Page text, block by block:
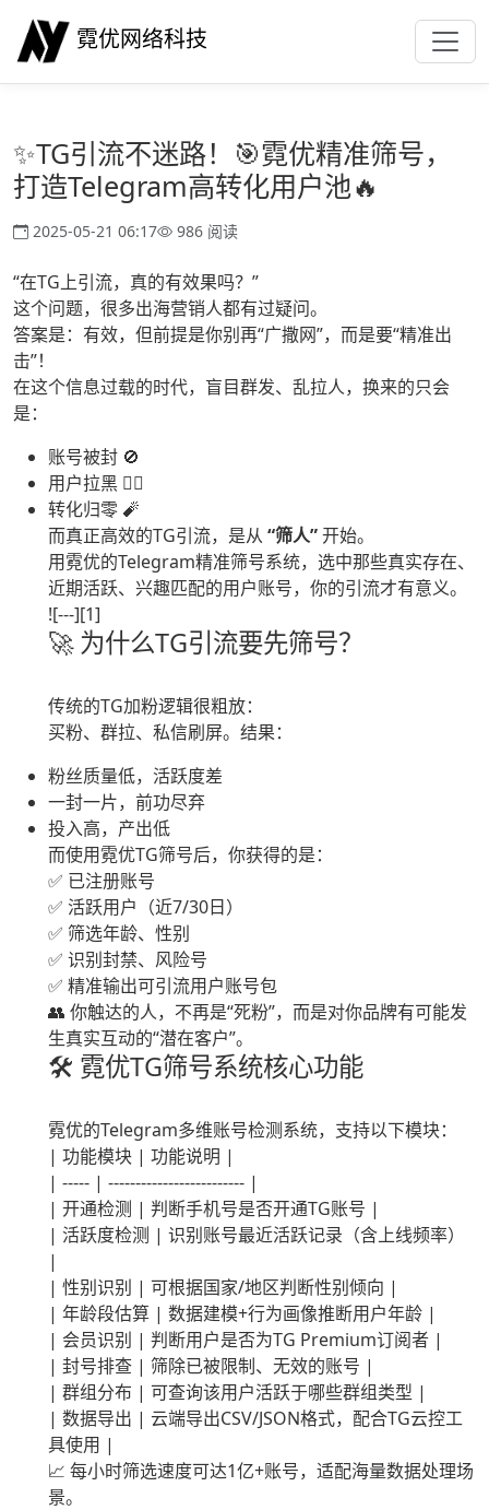
霓优网络科技
✨TG引流不迷路！🎯霓优精准筛号，
打造Telegram高转化用户池🔥
2025-05-21 06:17 986 阅读
“在TG上引流，真的有效果吗？”
这个问题，很多出海营销人都有过疑问。
答案是：有效，但前提是你别再“广撒网”，而是要“精准出
击”！
在这个信息过载的时代，盲目群发、乱拉人，换来的只会
是：
账号被封 🚫
用户拉黑 🙅‍♂️
转化归零 🧨
而真正高效的TG引流，是从 “筛人”开始。
用霓优的Telegram精准筛号系统，选中那些真实存在、
近期活跃、兴趣匹配的用户账号，你的引流才有意义。
![---][1]
🚀 为什么TG引流要先筛号？
传统的TG加粉逻辑很粗放：
买粉、群拉、私信刷屏。结果：
粉丝质量低，活跃度差
一封一片，前功尽弃
投入高，产出低
而使用霓优TG筛号后，你获得的是：
✅ 已注册账号
✅ 活跃用户（近7/30日）
✅ 筛选年龄、性别
✅ 识别封禁、风险号
✅ 精准输出可引流用户账号包
👥 你触达的人，不再是“死粉”，而是对你品牌有可能发
生真实互动的“潜在客户”。
🛠️ 霓优TG筛号系统核心功能
霓优的Telegram多维账号检测系统，支持以下模块：
| 功能模块 | 功能说明 |
| ----- | ------------------------- |
| 开通检测 | 判断手机号是否开通TG账号 |
| 活跃度检测 | 识别账号最近活跃记录（含上线频率）
|
| 性别识别 | 可根据国家/地区判断性别倾向 |
| 年龄段估算 | 数据建模+行为画像推断用户年龄 |
| 会员识别 | 判断用户是否为TG Premium订阅者 |
| 封号排查 | 筛除已被限制、无效的账号 |
| 群组分布 | 可查询该用户活跃于哪些群组类型 |
| 数据导出 | 云端导出CSV/JSON格式，配合TG云控工
具使用 |
📈 每小时筛选速度可达1亿+账号，适配海量数据处理场
景。